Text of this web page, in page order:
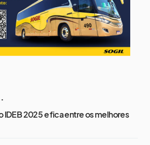
IDEB 2025 e fica entre os melhores